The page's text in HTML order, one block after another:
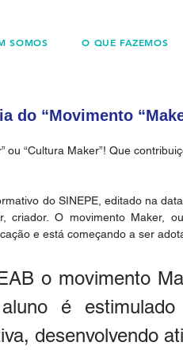
SOMOS O QUE FAZEMOS
do “Movimento
ou “Cultura Maker”! Que
do SINEPE, editado na
criador. O movimento Maker,
e está começando a ser
o movimento
é
desenvolvendo